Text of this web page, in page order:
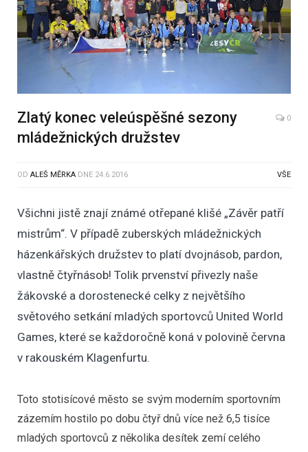
Zlatý konec veleúspěšné sezony
mládežnických družstev
0
OD ALEŠ MĚRKA DNE 24.6.2016 VŠE
Všichni jistě znají známé otřepané klišé „Závěr patří
mistrům“. V případě zuberských mládežnických
házenkářských družstev to platí dvojnásob, pardon,
vlastně čtyřnásob! Tolik prvenství přivezly naše
žákovské a dorostenecké celky z největšího
světového setkání mladých sportovců United World
Games, které se každoročně koná v polovině června
v rakouském Klagenfurtu.
Toto stotisícové město se svým moderním sportovním
zázemím hostilo po dobu čtyř dnů více než 6,5 tisíce
mladých sportovců z několika desítek zemí celého